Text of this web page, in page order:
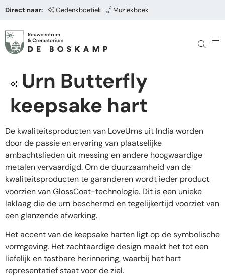
Direct naar: Gedenkboetiek Muziekboek
Urn Butterfly
keepsake hart
De kwaliteitsproducten van LoveUrns uit India worden
door de passie en ervaring van plaatselijke
ambachtslieden uit messing en andere hoogwaardige
metalen vervaardigd. Om de duurzaamheid van de
kwaliteitsproducten te garanderen wordt ieder product
voorzien van GlossCoat-technologie. Dit is een unieke
laklaag die de urn beschermd en tegelijkertijd voorziet van
een glanzende afwerking.
Het accent van de keepsake harten ligt op de symbolische
vormgeving. Het zachtaardige design maakt het tot een
liefelijk en tastbare herinnering, waarbij het hart
representatief staat voor de ziel.